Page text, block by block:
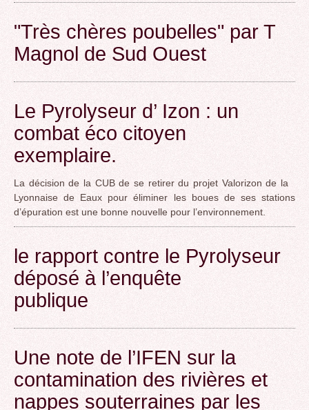
"Très chères poubelles" par T
Magnol de Sud Ouest
Le Pyrolyseur d’ Izon : un
combat éco citoyen
exemplaire.
La décision de la CUB de se retirer du projet Valorizon de la
Lyonnaise de Eaux pour éliminer les boues de ses stations
d’épuration est une bonne nouvelle pour l’environnement.
le rapport contre le Pyrolyseur
déposé à l’enquête
publique
Une note de l’IFEN sur la
contamination des rivières et
nappes souterraines par les